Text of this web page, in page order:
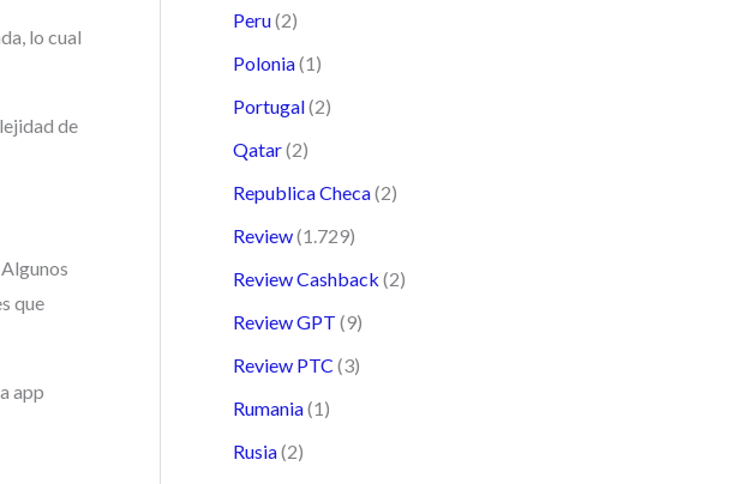
lo cual
de
que
app
Peru(2)
Polonia(1)
Portugal(2)
Qatar(2)
Republica Checa(2)
Review(1.729)
Review Cashback (2)
Review GPT (9)
Review PTC (3)
Rumania(1)
Rusia(2)